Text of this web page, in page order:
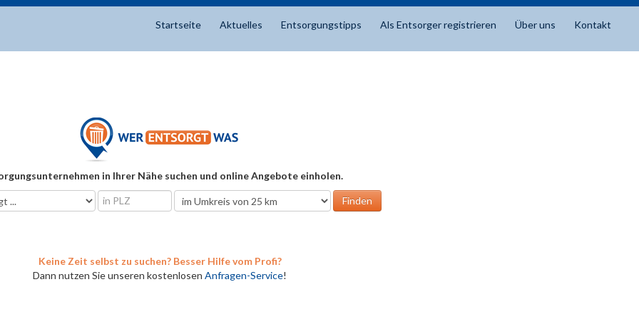
Startseite Aktuelles Entsorgungstipps Als Entsorger registrieren Über uns Kontakt
in Ihrer Nähe suchen und online Angebote einholen.
Keine Zeit selbst zu suchen? Besser Hilfe vom Profi?
Dann nutzen Sie unseren kostenlosen Anfragen-Service!